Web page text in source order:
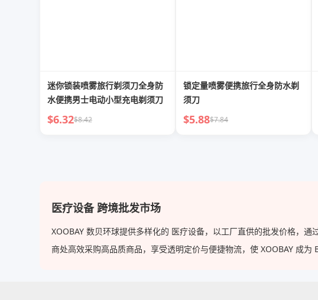
迷你锁装喷雾旅行剃须刀全身防
水便携男士电动小型充电剃须刀
$6.32$8.42
锁定量喷雾便携旅行全身防水剃
须刀
$5.88$7.84
医疗设备 跨境批发市场
XOOBAY 数贝环球提供多样化的 医疗设备，以工厂直供的批发价格，
商处高效采购高品质商品，享受透明定价与便捷物流，使 XOOBAY 成为